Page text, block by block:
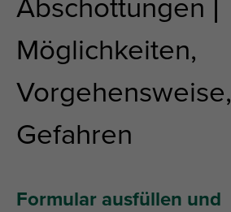
Abschottungen |
Möglichkeiten,
Vorgehensweise,
Gefahren
Formular ausfüllen und